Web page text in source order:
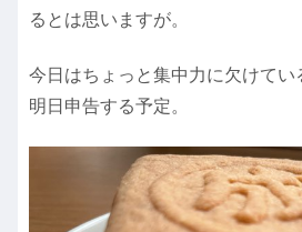
るとは思いますが。
今日はちょっと集中力に欠けてい
明日申告する予定。